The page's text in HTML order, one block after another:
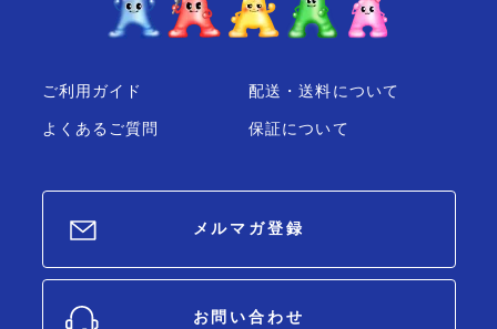
ご利用ガイド
よくあるご質問
配送・送料について
保証について
メルマガ登録
お問い合わせ